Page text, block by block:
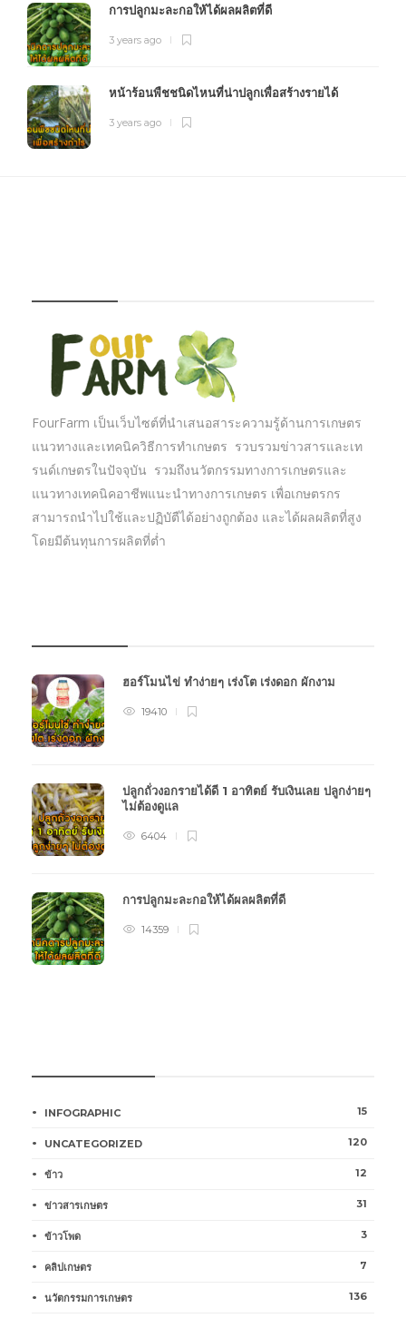
การปลูกมะละกอให้ได้ผลผลิตที่ดี
3 years ago
หน้าร้อนพืชชนิดไหนที่น่าปลูกเพื่อสร้างรายได้
3 years ago
FourFarm เป็นเว็บไซต์ที่นำเสนอสาระความรู้ด้านการเกษตร
แนวทางและเทคนิควิธีการทำเกษตร รวบรวมข่าวสารและเท
รนด์เกษตรในปัจจุบัน รวมถึงนวัตกรรมทางการเกษตรและ
แนวทางเทคนิคอาชีพแนะนำทางการเกษตร เพื่อเกษตรกร
สามารถนำไปใช้และปฏิบัตืได้อย่างถูกต้อง และได้ผลผลิตที่สูง
โดยมีต้นทุนการผลิตที่ต่ำ
ฮอร์โมนไข่ ทำง่ายๆ เร่งโต เร่งดอก ผักงาม
19410
ปลูกถั่วงอกรายได้ดี 1 อาทิตย์ รับเงินเลย ปลูกง่ายๆ
ไม่ต้องดูแล
6404
การปลูกมะละกอให้ได้ผลผลิตที่ดี
14359
INFOGRAPHIC 15
UNCATEGORIZED 120
ข้าว 12
ข่าวสารเกษตร 31
ข้าวโพด 3
คลิปเกษตร 7
นวัตกรรมการเกษตร 136